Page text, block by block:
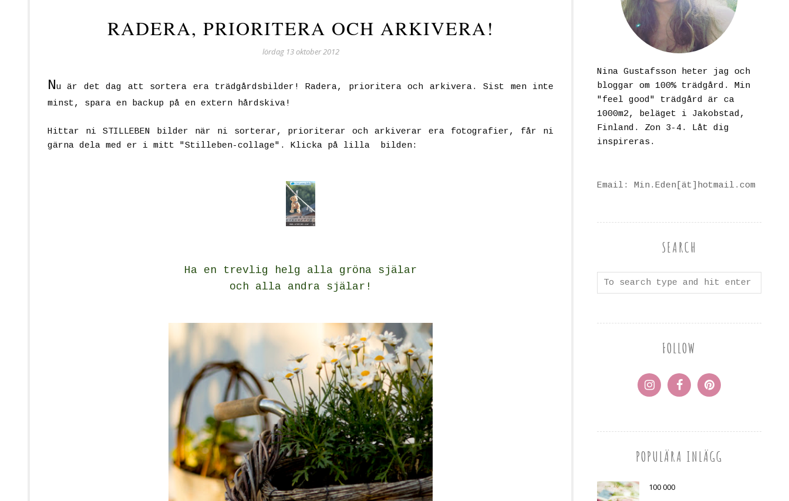
RADERA, PRIORITERA OCH ARKIVERA!
lördag 13 oktober 2012
Nu är det dag att sortera era trädgårdsbilder! Radera, prioritera och arkivera. Sist men inte
minst, spara en backup på en extern hårdskiva!
Hittar ni STILLEBEN bilder när ni sorterar, prioriterar och arkiverar era fotografier, får ni
gärna dela med er i mitt "Stilleben-collage". Klicka på lilla bilden:
Ha en trevlig helg alla gröna själar
och alla andra själar!
Nina Gustafsson heter jag och
bloggar om 100% trädgård. Min
"feel good" trädgård är ca
1000m2, beläget i Jakobstad,
Finland. Zon 3-4. Låt dig
inspireras.
Email: Min.Eden[ät]hotmail.com
SEARCH
FOLLOW
POPULÄRA INLÄGG
100 000